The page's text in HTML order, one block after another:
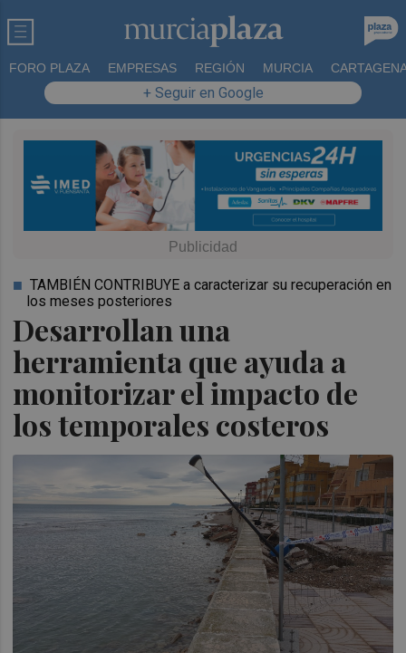
FORO PLAZA EMPRESAS REGIÓN MURCIA
+ Seguir en Google
Desarrollan una
herramienta que ayuda a
monitorizar el impacto de
los temporales costeros
TAMBIÉN CONTRIBUYE a caracterizar su recuperación en
los meses posteriores